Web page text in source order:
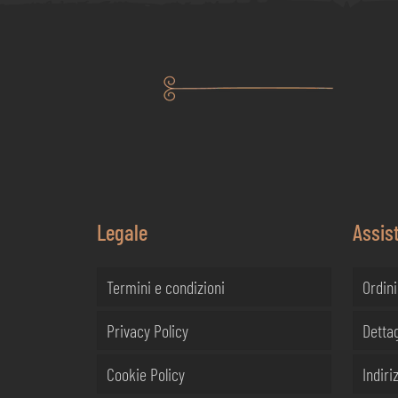
Legale
Termini e condizioni
Privacy Policy
Cookie Policy
Ordini